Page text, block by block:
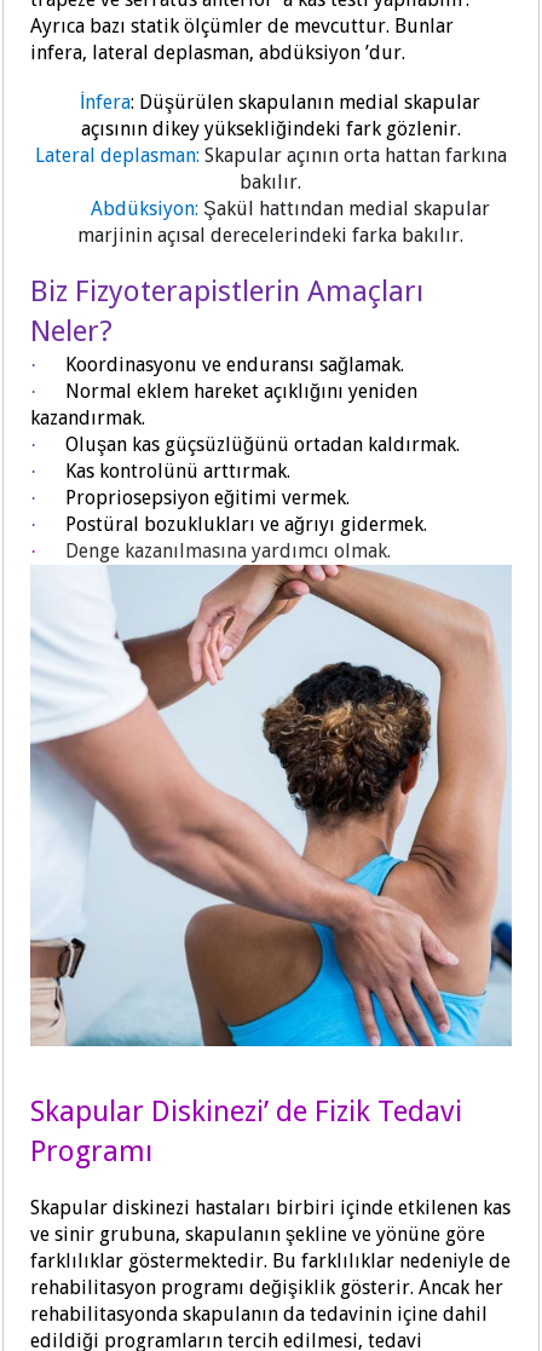
Ayrıca bazı statik ölçümler de mevcuttur. Bunlar
infera, lateral deplasman, abdüksiyon ’dur.
İnfera: Düşürülen skapulanın medial skapular
açısının dikey yüksekliğindeki fark gözlenir.
Lateral deplasman: Skapular açının orta hattan farkına
bakılır.
Abdüksiyon: Şakül hattından medial skapular
marjinin açısal derecelerindeki farka bakılır.
Biz Fizyoterapistlerin Amaçları
Neler?
· Koordinasyonu ve enduransı sağlamak.
·
Normal eklem hareket açıklığını yeniden
kazandırmak.
· Oluşan kas güçsüzlüğünü ortadan kaldırmak.
· Kas kontrolünü arttırmak.
· Propriosepsiyon eğitimi vermek.
· Postüral bozuklukları ve ağrıyı gidermek.
· Denge kazanılmasına yardımcı olmak.
Skapular Diskinezi’ de Fizik Tedavi
Programı
Skapular diskinezi hastaları birbiri içinde etkilenen kas
ve sinir grubuna, skapulanın şekline ve yönüne göre
farklılıklar göstermektedir. Bu farklılıklar nedeniyle de
rehabilitasyon programı değişiklik gösterir. Ancak her
rehabilitasyonda skapulanın da tedavinin içine dahil
edildiği programların tercih edilmesi, tedavi